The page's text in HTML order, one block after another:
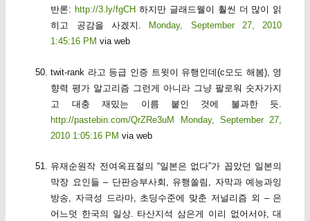
반론: http://3.ly/fgCH 하지만 글래드웰이 훨씬 더 많이 읽
히고 공감을 사겠지.
Monday, September 27, 2010
1:45:16 PM via web
twit-rank 라고 등급 인증 트윗이 유행인데(c모도 해봄), 영
향력 평가 알고리즘 그런게 아니라 그냥 팔로워 숫자가지
고 대충 재밌는 이름 붙인 것에 불과한 듯.
http://pastebin.com/QrZRe3uM
Monday, September 27,
2010 1:05:16 PM via web
유재순원작 전여옥표절의 “일본은 없다”가 꼽았던 일본의
막장 요인들 – 단판승부사회, 유행쏠림, 자막과 예능과잉
방송, 자극성 드라마, 초딩수준에 맞춘 저널리즘 외 – 은
어느덧 한국의 일상. 타산지석 삼은게 이리 없어서야, 대